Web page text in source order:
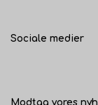
Sociale medier
Modtag vores